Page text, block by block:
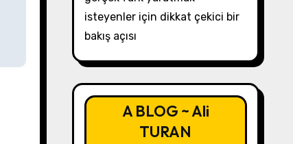
isteyenler için dikkat çekici bir
bakış açısı
A BLOG ~ Ali
TURAN